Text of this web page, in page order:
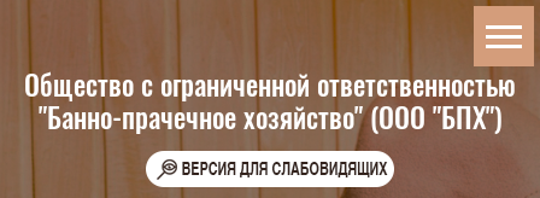
Общество с ограниченной ответственностью
"Банно-прачечное хозяйство" (ООО "БПХ")